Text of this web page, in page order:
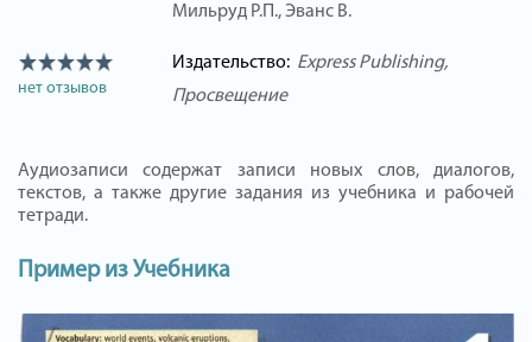
Мильруд Р.П., Эванс В.
нет отзывов
Издательство: Express Publishing
Просвещение
Аудиозаписи содержат записи новых слов, диалогов,
текстов, а также другие задания из учебника и рабочей
тетради.
Пример из Учебника